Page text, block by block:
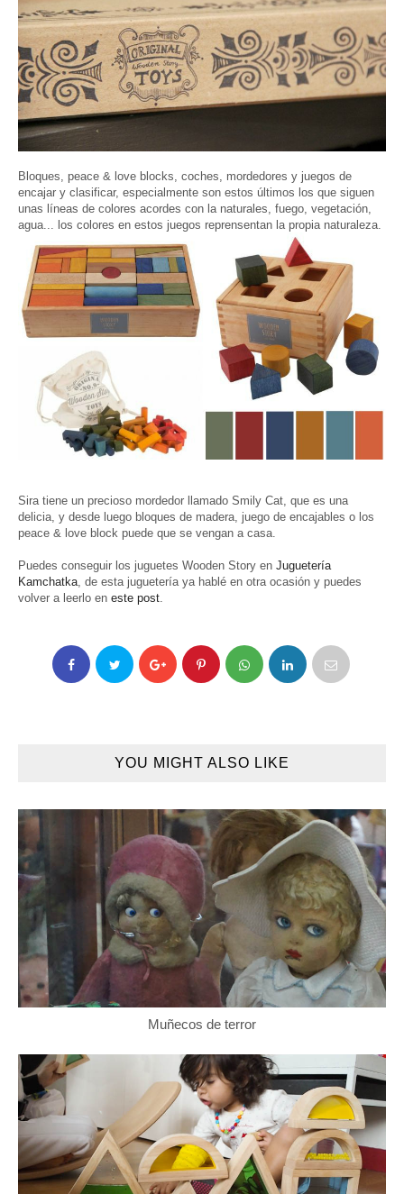
Bloques, peace & love blocks, coches, mordedores y juegos de
encajar y clasificar, especialmente son estos últimos los que siguen
unas líneas de colores acordes con la naturales, fuego, vegetación,
agua... los colores en estos juegos reprensentan la propia naturaleza.
Sira tiene un precioso mordedor llamado Smily Cat, que es una
delicia, y desde luego bloques de madera, juego de encajables o los
peace & love block puede que se vengan a casa.
Puedes conseguir los juguetes Wooden Story en Juguetería
Kamchatka , de esta juguetería ya hablé en otra ocasión y puedes
volver a leerlo en este post
YOU MIGHT ALSO LIKE
Muñecos de terror